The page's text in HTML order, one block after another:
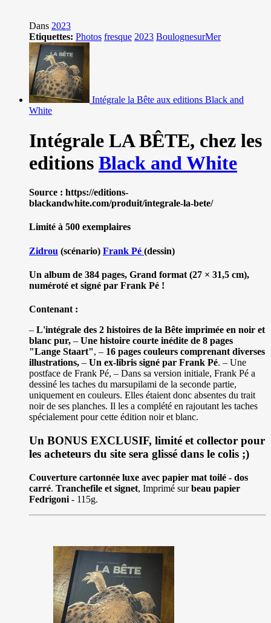
Dans 2023
Etiquettes: Photos fresque 2023 BoulognesurMer
Intégrale la Bête aux editions Black and
White
Intégrale LA BÊTE, chez les
editions Black and White
Source : https://editions-
blackandwhite.com/produit/integrale-la-bete/
Limité à 500 exemplaires
Zidrou (scénario) Frank Pé (dessin)
Un album de 384 pages, Grand format (27 × 31,5 cm),
numéroté et signé par Frank Pé !
Contenant :
– L'intégrale des 2 histoires de la Bête imprimée en noir et
blanc pur, – Une histoire courte inédite de 8 pages
"Lange Staart", – 16 pages couleurs comprenant diverses
illustrations, – Un ex-libris signé par Frank Pé. – Une
postface de Frank Pé, – Dans sa version initiale, Frank Pé a
dessiné les taches du marsupilami de la seconde partie,
uniquement en couleurs. Elles étaient donc absentes du trait
noir de ses planches. Il les a complété en rajoutant les taches
spécialement pour cette édition noir et blanc.
Un BONUS EXCLUSIF, limité et collector pour
les acheteurs du site sera glissé dans le colis ;)
Couverture cartonnée luxe avec papier mat toilé - dos
carré. Tranchefile et signet, Imprimé surbeau papier
Fedrigoni - 115g.